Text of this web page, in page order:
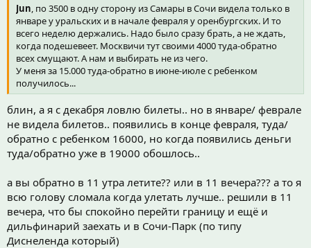
Jun, по 3500 в одну сторону из Самары в Сочи видела только в
январе у уральских и в начале февраля у оренбургских. И то
всего неделю держались. Надо было сразу брать, а не ждать,
когда подешевеет. Москвичи тут своими 4000 туда-обратно
всех смущают. А нам и выбирать не из чего.
У меня за 15.000 туда-обратно в июне-июле с ребенком
получилось...
блин, а я с декабря ловлю билеты.. но в январе/ феврале
не видела билетов.. появились в конце февраля, туда/
обратно с ребенком 16000, но когда появились деньги
туда/обратно уже в 19000 обошлось..
а вы обратно в 11 утра летите?? или в 11 вечера??? а то я
всю голову сломала когда улетать лучше.. решили в 11
вечера, что бы спокойно перейти границу и ещё и
дильфинарий заехать и в Сочи-Парк (по типу
Диснеленда который)